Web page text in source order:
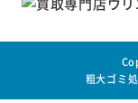
粗大ゴミ